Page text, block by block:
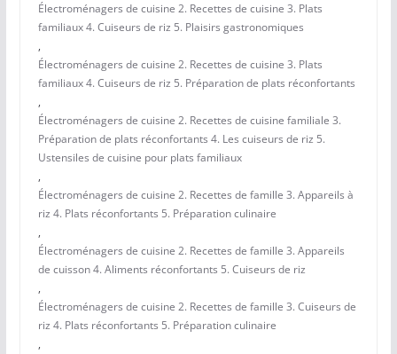
Électroménagers de cuisine 2. Recettes de cuisine 3. Plats
familiaux 4. Cuiseurs de riz 5. Plaisirs gastronomiques
,
Électroménagers de cuisine 2. Recettes de cuisine 3. Plats
familiaux 4. Cuiseurs de riz 5. Préparation de plats réconfortants
,
Électroménagers de cuisine 2. Recettes de cuisine familiale 3.
Préparation de plats réconfortants 4. Les cuiseurs de riz 5.
Ustensiles de cuisine pour plats familiaux
,
Électroménagers de cuisine 2. Recettes de famille 3. Appareils à
riz 4. Plats réconfortants 5. Préparation culinaire
,
Électroménagers de cuisine 2. Recettes de famille 3. Appareils
de cuisson 4. Aliments réconfortants 5. Cuiseurs de riz
,
Électroménagers de cuisine 2. Recettes de famille 3. Cuiseurs de
riz 4. Plats réconfortants 5. Préparation culinaire
,